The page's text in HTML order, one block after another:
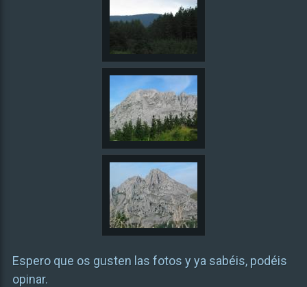
Espero que os gusten las fotos y ya sabéis, podéis
opinar.